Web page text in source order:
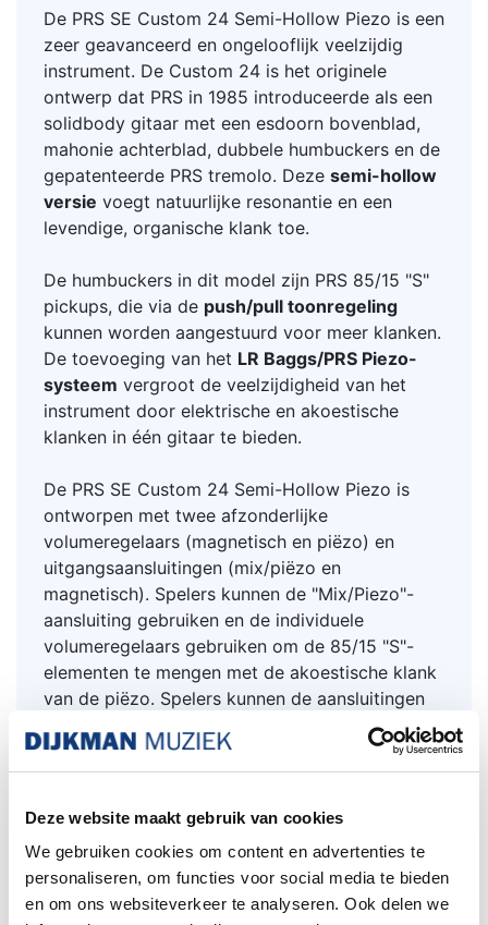
Deze website maakt gebruik van cookies
We gebruiken cookies om content en advertenties te
personaliseren, om functies voor social media te bieden
en om ons websiteverkeer te analyseren. Ook delen we
De PRS SE Custom 24 Semi-Hollow Piezo is een
zeer geavanceerd en ongelooflijk veelzijdig
instrument. De Custom 24 is het originele
ontwerp dat PRS in 1985 introduceerde als een
solidbody gitaar met een esdoorn bovenblad,
mahonie achterblad, dubbele humbuckers en de
gepatenteerde PRS tremolo. Deze semi-hollow
versie voegt natuurlijke resonantie en een
levendige, organische klank toe.
De humbuckers in dit model zijn PRS 85/15 "S"
pickups, die via de push/pull toonregeling
kunnen worden aangestuurd voor meer klanken.
De toevoeging van het LR Baggs/PRS Piezo-
systeem vergroot de veelzijdigheid van het
instrument door elektrische en akoestische
klanken in één gitaar te bieden.
De PRS SE Custom 24 Semi-Hollow Piezo is
ontworpen met twee afzonderlijke
volumeregelaars (magnetisch en piëzo) en
uitgangsaansluitingen (mix/piëzo en
magnetisch). Spelers kunnen de "Mix/Piezo"-
aansluiting gebruiken en de individuele
volumeregelaars gebruiken om de 85/15 "S"-
elementen te mengen met de akoestische klank
van de piëzo. Spelers kunnen de aansluitingen
ook afzonderlijk gebruiken, zodat de gitaar
magnetische elementen op een versterker kan
aansluiten en de piëzo via een akoestische
lopen. Bij gebruik van de magnetische
uitgangsaansluiting geïsoleerd, wordt de
piëzobatterij volledig omzeild, wat als een
veiligheidsmaatregel fungeert (in dit scenario